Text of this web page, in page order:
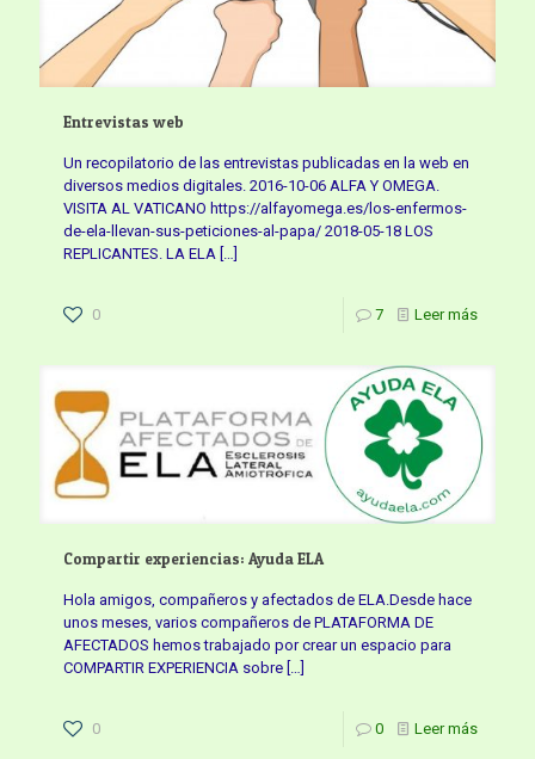
Entrevistas web
Un recopilatorio de las entrevistas publicadas en la web en
diversos medios digitales. 2016-10-06 ALFA Y OMEGA.
VISITA AL VATICANO https://alfayomega.es/los-enfermos-
de-ela-llevan-sus-peticiones-al-papa/ 2018-05-18 LOS
REPLICANTES. LA ELA […]
0 7 Leer más
Compartir experiencias: Ayuda ELA
Hola amigos, compañeros y afectados de ELA.Desde hace
unos meses, varios compañeros de PLATAFORMA DE
AFECTADOS hemos trabajado por crear un espacio para
COMPARTIR EXPERIENCIA sobre […]
0 0 Leer más